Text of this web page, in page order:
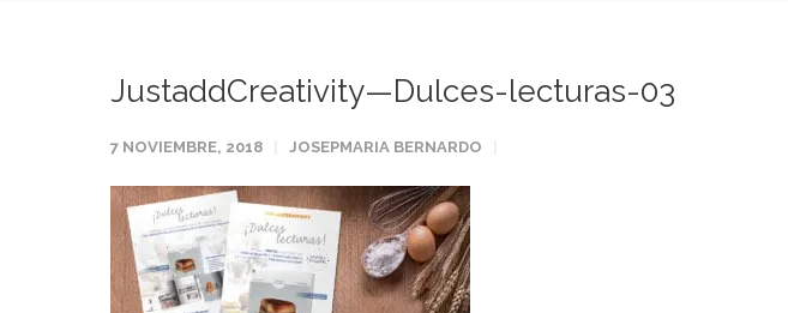
JustaddCreativity—Dulces-lecturas-03
7 NOVIEMBRE, 2018 JOSEPMARIA BERNARDO